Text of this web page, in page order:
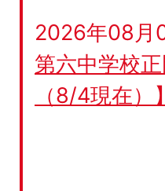
2026年08月
第六中学校
（8/4現在）】